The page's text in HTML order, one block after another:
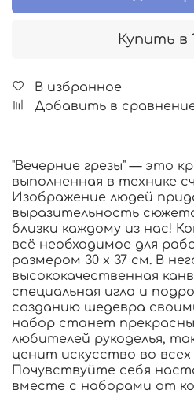
Купить в
В избранное
Добавить в
"Вечерние грезы" — это
выполненная в технике
Изображение людей
выразительность
близки каждому из нас!
всё необходимое для
размером 30 х 37 см. В
высококачественная
специальная игла и
созданию шедевра
набор станет
любителей рукоделья,
ценит искусство во всех
Почувствуйте себя
вместе с наборами от